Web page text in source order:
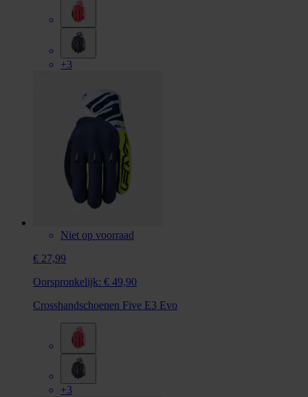
+3
Niet op voorraad
€ 27,99
Oorspronkelijk: € 49,90
Crosshandschoenen Five E3 Evo
+3